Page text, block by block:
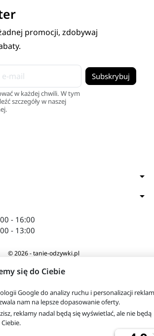
promocji, zdobywaj
w każdej chwili. W tym
szczegóły w naszej
arrow_drop_down
arrow_drop_down
- 16:00
- 13:00
© 2026 - tanie-odzywki.pl
się do Ciebie
Google do analizy ruchu i personalizacji
nam na lepsze dopasowanie oferty.
reklamy nadal będą się wyświetlać, ale nie będą